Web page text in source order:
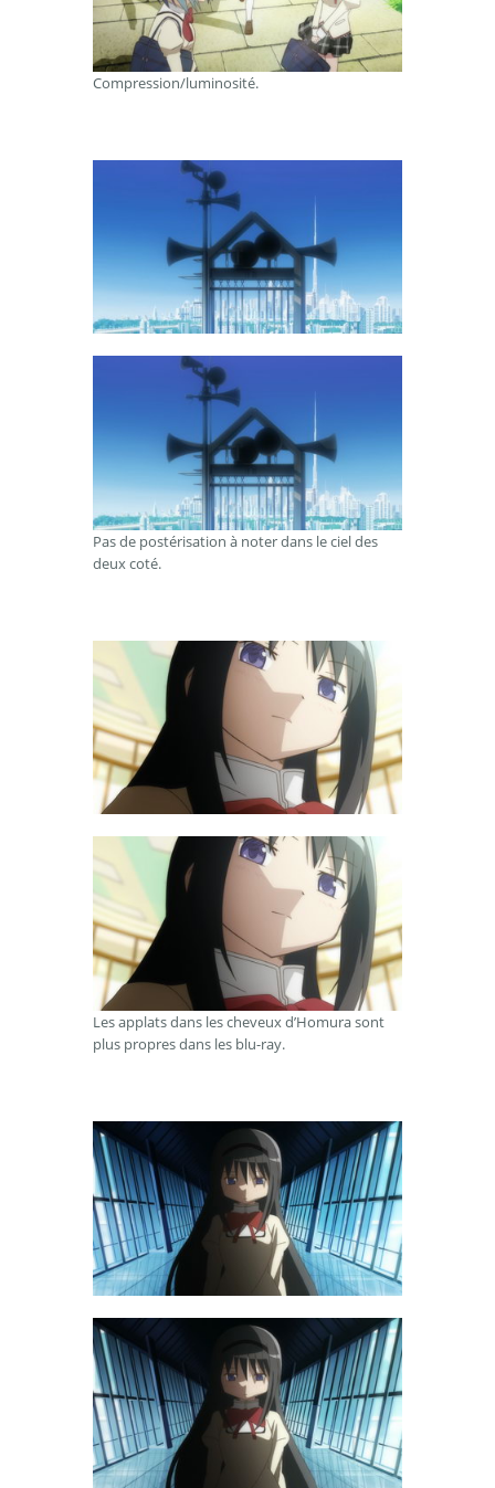
Compression/luminosité.
Pas de postérisation à noter dans le ciel des
deux coté.
Les applats dans les cheveux d’Homura sont
plus propres dans les blu-ray.